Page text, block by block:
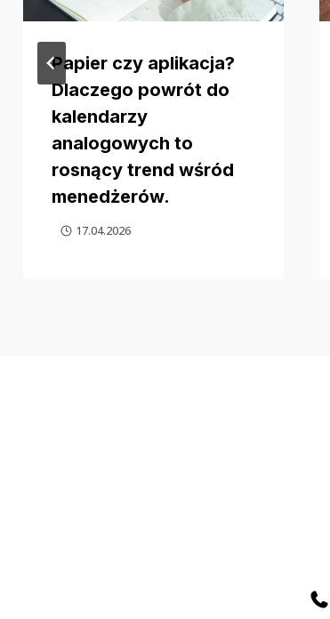
Papier czy aplikacja?
Dlaczego powrót do
kalendarzy
analogowych to
rosnący trend wśród
menedżerów.
17.04.2026